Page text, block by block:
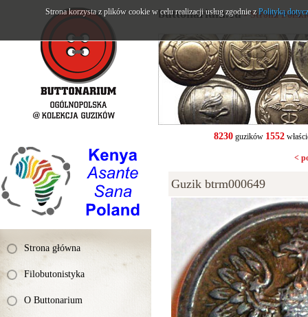
Strona główna
Filobutonistyka
O Buttonarium
buttonarium.eu- Strona
8230guzików 1552
<
Guzik btrm000649
Strona korzysta z plików cookie w celu realizacji usług zgodnie zPolityką